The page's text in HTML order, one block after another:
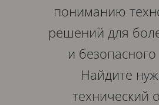
пониманию
решений для
и
Найдите
технический